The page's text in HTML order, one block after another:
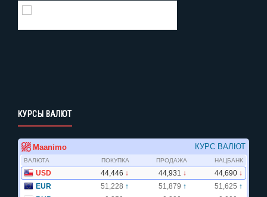
КУРСЫ ВАЛЮТ